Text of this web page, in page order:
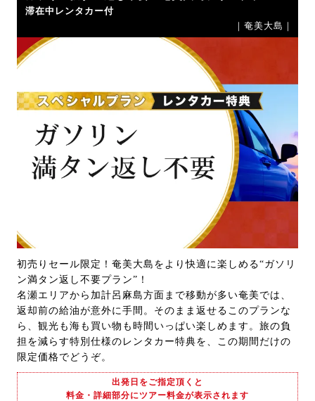
滞在中レンタカー付
｜奄美大島｜
初売りセール限定！奄美大島をより快適に楽しめる“ガソリ
ン満タン返し不要プラン”！
名瀬エリアから加計呂麻島方面まで移動が多い奄美では、
返却前の給油が意外に手間。そのまま返せるこのプランな
ら、観光も海も買い物も時間いっぱい楽しめます。旅の負
担を減らす特別仕様のレンタカー特典を、この期間だけの
限定価格でどうぞ。
出発日をご指定頂くと
料金・詳細部分にツアー料金が表示されます